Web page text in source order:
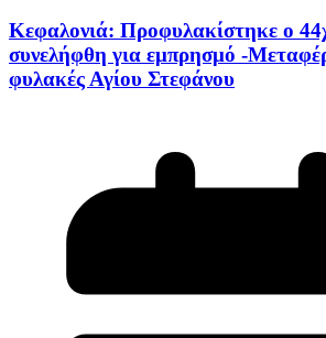
Κεφαλονιά: Προφυλακίστηκε ο
συνελήφθη για εμπρησμό -
φυλακές Αγίου Στεφάνου